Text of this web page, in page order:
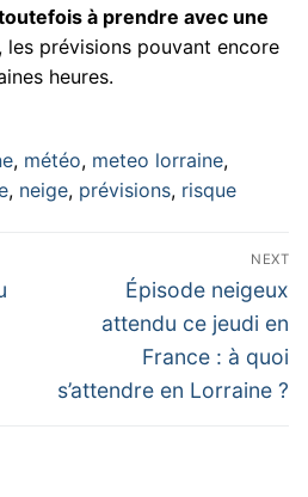
à prendre avec une
, les prévisions pouvant encore
heures.
, météo, meteo lorraine,
, neige, prévisions, risque
NEXT
Next
post:
Épisode neigeux
attendu ce jeudi en
France : à quoi
s’attendre en Lorraine ?